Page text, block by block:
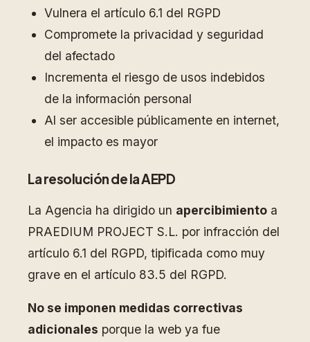
Vulnera el artículo 6.1 del RGPD
Compromete la privacidad y seguridad
del afectado
Incrementa el riesgo de usos indebidos
de la información personal
Al ser accesible públicamente en internet,
el impacto es mayor
La resolución de la AEPD
La Agencia ha dirigido un apercibimiento a
PRAEDIUM PROJECT S.L. por infracción del
artículo 6.1 del RGPD, tipificada como muy
grave en el artículo 83.5 del RGPD.
No se imponen medidas correctivas
adicionales porque la web ya fue